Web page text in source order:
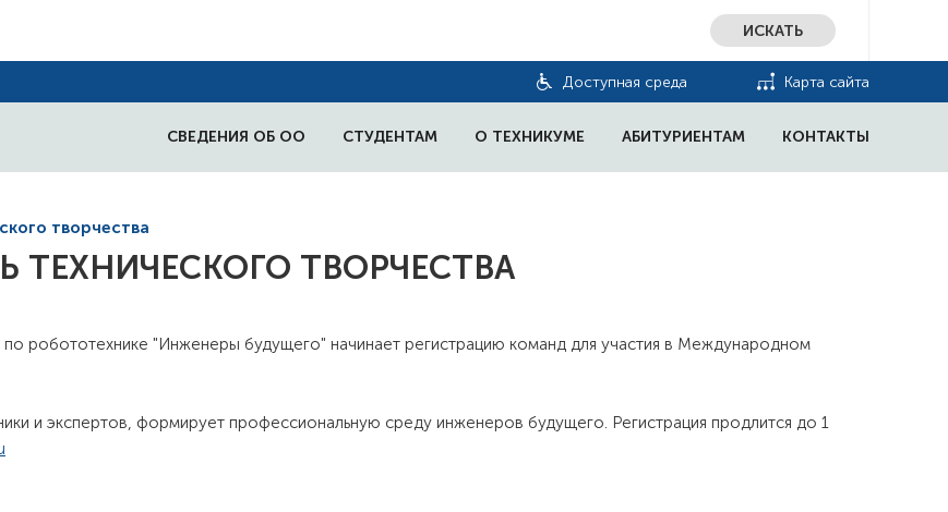
ИСКАТЬ
Доступная среда Карта сайта
СВЕДЕНИЯ ОБ ОО СТУДЕНТАМ О ТЕХНИКУМЕ АБИТУРИЕНТАМ КОНТАКТЫ
творчества
ТВОРЧЕСТВА
робототехнике "Инженеры будущего" начинает регистрацию команд для участия в Международном
и экспертов, формирует профессиональную среду инженеров будущего. Регистрация продлится до 1